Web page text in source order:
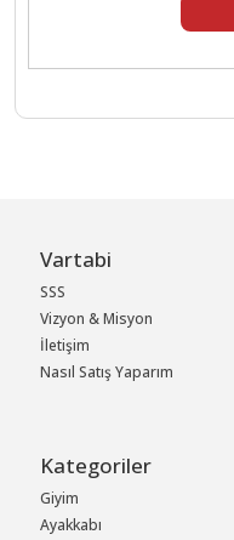
Vartabi
SSS
Vizyon & Misyon
İletişim
Nasıl Satış Yaparım
Kategoriler
Giyim
Ayakkabı